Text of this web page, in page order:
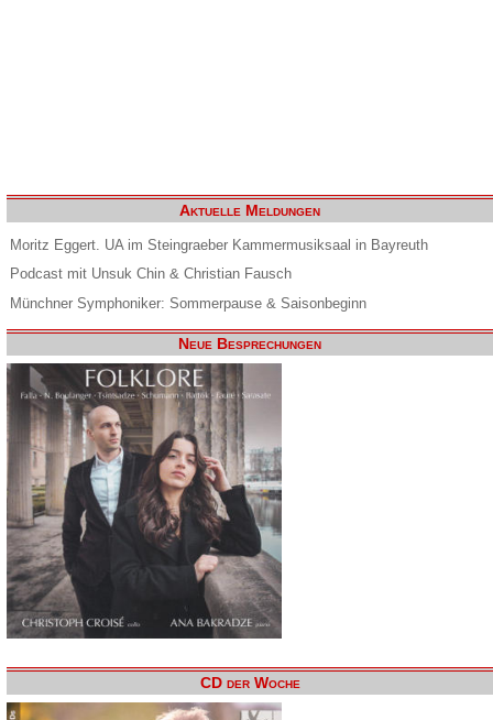
Aktuelle Meldungen
Moritz Eggert. UA im Steingraeber Kammermusiksaal in Bayreuth
Podcast mit Unsuk Chin & Christian Fausch
Münchner Symphoniker: Sommerpause & Saisonbeginn
Neue Besprechungen
CD der Woche